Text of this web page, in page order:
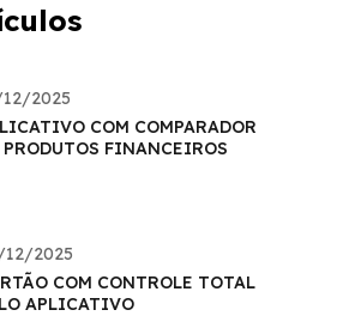
2025
COM COMPARADOR
PRODUTOS FINANCEIROS
2025
COM CONTROLE TOTAL
APLICATIVO